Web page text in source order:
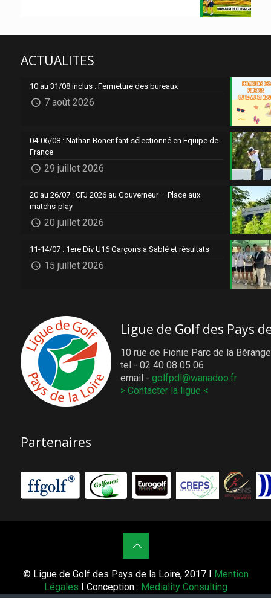
ACTUALITES
10 au 31/08 inclus : Fermeture des bureaux
7 août 2026
04-06/08 : Nathan Bonenfant sélectionné en Equipe de
France
29 juillet 2026
20 au 26/07 : CFJ 2026 au Gouverneur – Place aux
matchs-play
20 juillet 2026
11-14/07 : 1ere Div U16 Garçons à Sablé et résultats
15 juillet 2026
Ligue de Golf des Pays
10 rue de Fionie Parc de la
tel - 02 40 08 05 06
email - golfpdl@wanadoo.fr
> Contacter la ligue <
Partenaires
© Ligue de Golf des Pays de la Loire, 2017 I Mention
Légales I Conception : Mediality Consulting